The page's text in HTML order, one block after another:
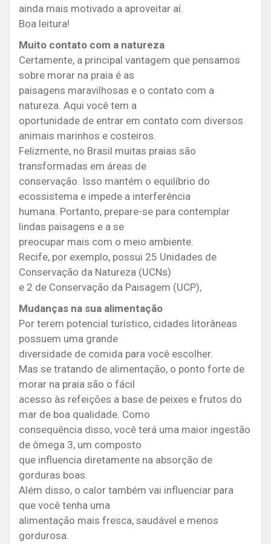
ainda mais motivado a aproveitar aí.
Boa leitura!
Muito contato com a natureza
Certamente, a principal vantagem que pensamos
sobre morar na praia é as
paisagens maravilhosas e o contato com a
natureza. Aqui você tem a
oportunidade de entrar em contato com diversos
animais marinhos e costeiros.
Felizmente, no Brasil muitas praias são
transformadas em áreas de
conservação. Isso mantém o equilíbrio do
ecossistema e impede a interferência
humana. Portanto, prepare-se para contemplar
lindas paisagens e a se
preocupar mais com o meio ambiente.
Recife, por exemplo, possui 25 Unidades de
Conservação da Natureza (UCNs)
e 2 de Conservação da Paisagem (UCP),
Mudanças na sua alimentação
Por terem potencial turístico, cidades litorâneas
possuem uma grande
diversidade de comida para você escolher.
Mas se tratando de alimentação, o ponto forte de
morar na praia são o fácil
acesso às refeições a base de peixes e frutos do
mar de boa qualidade. Como
consequência disso, você terá uma maior ingestão
de ômega 3, um composto
que influencia diretamente na absorção de
gorduras boas.
Além disso, o calor também vai influenciar para
que você tenha uma
alimentação mais fresca, saudável e menos
gordurosa.